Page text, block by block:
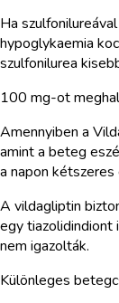
Ha
hypoglykaemia
szulfonilurea
100 mg-ot
Amennyiben a
amint a beteg
a napon
A vildagliptin
egy tiazolidindiont
nem igazolták.
Különleges